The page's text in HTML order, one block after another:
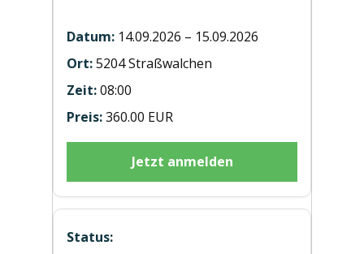
14.09.2026 – 15.09.2026
5204 Straßwalchen
08:00
360.00 EUR
Jetzt anmelden